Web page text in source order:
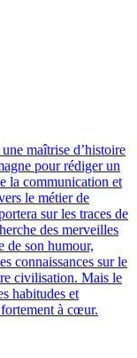
maîtrise d’histoire
pour rédiger un
la communication et
le métier de
sur les traces de
des merveilles
de son humour,
connaissances sur le
civilisation. Mais le
habitudes et
à cœur.